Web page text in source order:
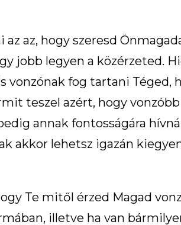
az, hogy szeresd
jobb legyen a közérzeted.
vonzónak fog tartani
teszel azért, hogy
annak fontosságára
akkor lehetsz igazán
Te mitől érzed Magad
illetve ha van